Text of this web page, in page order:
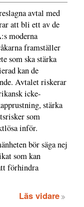
avtal med
att bli ett av de
moderna
framställer
som ska stärka
kan de
Avtalet riskerar
icke-
stärka
som
inför.
bör säga nej
som kan
förhindra
Läs vidare